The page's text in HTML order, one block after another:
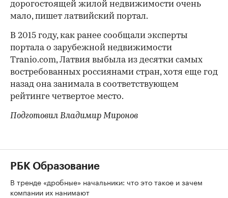
дорогостоящей жилой недвижимости очень
мало, пишет латвийский портал.
В 2015 году, как ранее сообщали эксперты
портала о зарубежной недвижимости
Tranio.com, Латвия выбыла из десятки самых
востребованных россиянами стран, хотя еще год
назад она занимала в соответствующем
рейтинге четвертое место.
Подготовил Владимир Миронов
РБК Образование
В тренде «дробные» начальники: что это такое и зачем
компании их нанимают